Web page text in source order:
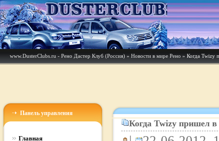
www.DusterClubs.ru - Рено Дастер Клуб (Россия) » Новости в мире Рено » Когда Twizy
Панель управления
Главная
Когда Twizy пришел в